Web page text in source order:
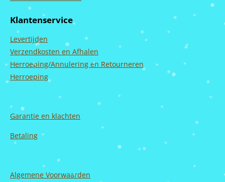
o
k
a
g
a
m
u
b
Klantenservice
Levertijden
Verzendkosten en Afhalen
Herroeping/Annulering en Retourneren
Herroeping
Garantie en klachten
Betaling
Algemene Voorwaarden